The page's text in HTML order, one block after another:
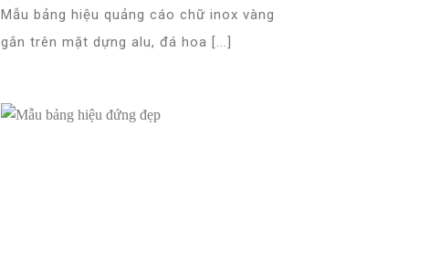
Mẫu bảng hiệu quảng cáo chữ inox vàng
gắn trên mặt dựng alu, đá hoa [...]